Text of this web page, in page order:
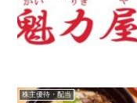
株主優待・配当